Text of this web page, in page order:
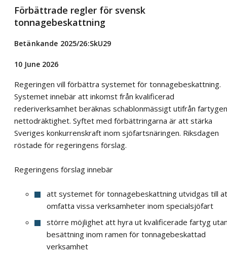
Förbättrade regler för svensk
tonnagebeskattning
Betänkande 2025/26:SkU29
10 June 2026
Regeringen vill förbättra systemet för tonnagebeskattning.
Systemet innebär att inkomst från kvalificerad
rederiverksamhet beräknas schablonmässigt utifrån
nettodräktighet. Syftet med förbättringarna är att stärka
Sveriges konkurrenskraft inom sjöfartsnäringen. Riksdagen
röstade för regeringens förslag.
Regeringens förslag innebär
att systemet för tonnagebeskattning utvidgas till
omfatta vissa verksamheter inom specialsjöfart
större möjlighet att hyra ut kvalificerade fartyg
besättning inom ramen för tonnagebeskattad
verksamhet